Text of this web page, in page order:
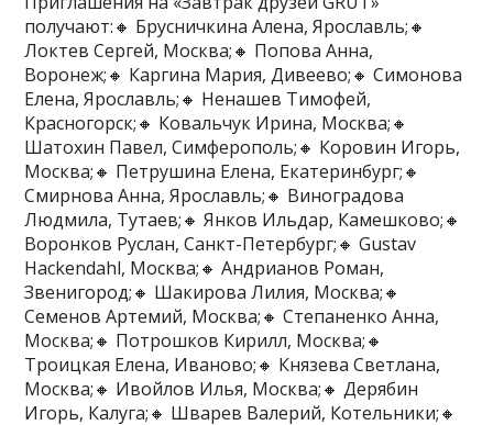
получают:🔸 Брусничкина Алена, Ярославль;🔸
Локтев Сергей, Москва;🔸 Попова Анна,
Воронеж;🔸 Каргина Мария, Дивеево;🔸 Симонова
Елена, Ярославль;🔸 Ненашев Тимофей,
Красногорск;🔸 Ковальчук Ирина, Москва;🔸
Шатохин Павел, Симферополь;🔸 Коровин Игорь,
Москва;🔸 Петрушина Елена, Екатеринбург;🔸
Смирнова Анна, Ярославль;🔸 Виноградова
Людмила, Тутаев;🔸 Янков Ильдар, Камешково;🔸
Воронков Руслан, Санкт-Петербург;🔸 Gustav
Hackendahl, Москва;🔸 Андрианов Роман,
Звенигород;🔸 Шакирова Лилия, Москва;🔸
Семенов Артемий, Москва;🔸 Степаненко Анна,
Москва;🔸 Потрошков Кирилл, Москва;🔸
Троицкая Елена, Иваново;🔸 Князева Светлана,
Москва;🔸 Ивойлов Илья, Москва;🔸 Дерябин
Игорь, Калуга;🔸 Шварев Валерий, Котельники;🔸